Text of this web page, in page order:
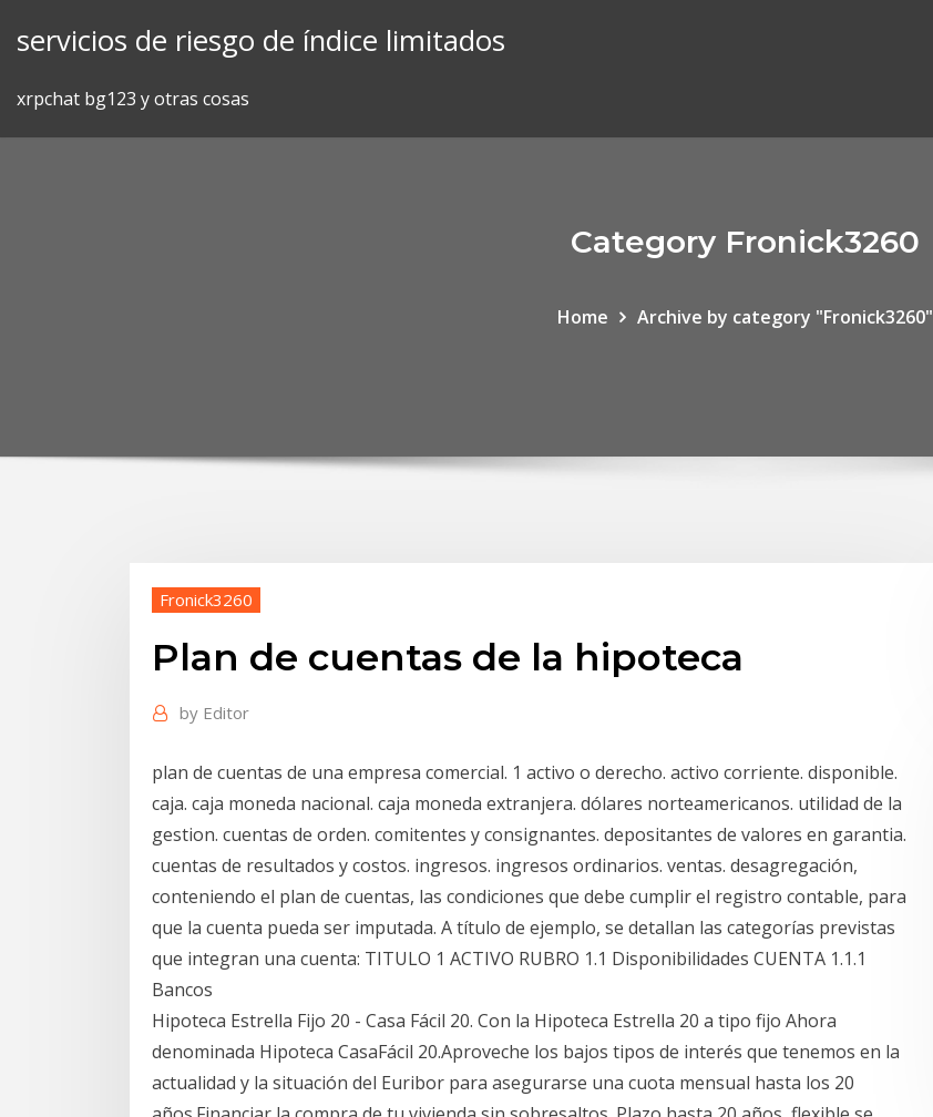
servicios de riesgo de índice limitados
xrpchat bg123 y otras cosas
Category Fronick3260
Home Archive by category "Fronick3260"
Fronick3260
Plan de cuentas de la hipoteca
by Editor
plan de cuentas de una empresa comercial. 1 activo o derecho. activo corriente. disponible.
caja. caja moneda nacional. caja moneda extranjera. dólares norteamericanos. utilidad de la
gestion. cuentas de orden. comitentes y consignantes. depositantes de valores en garantia.
cuentas de resultados y costos. ingresos. ingresos ordinarios. ventas. desagregación,
conteniendo el plan de cuentas, las condiciones que debe cumplir el registro contable, para
que la cuenta pueda ser imputada. A título de ejemplo, se detallan las categorías previstas
que integran una cuenta: TITULO 1 ACTIVO RUBRO 1.1 Disponibilidades CUENTA 1.1.1
Bancos
Hipoteca Estrella Fijo 20 - Casa Fácil 20. Con la Hipoteca Estrella 20 a tipo fijo Ahora
denominada Hipoteca CasaFácil 20.Aproveche los bajos tipos de interés que tenemos en la
actualidad y la situación del Euribor para asegurarse una cuota mensual hasta los 20